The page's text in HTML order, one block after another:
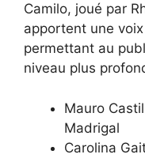
Camilo, joué par
apportent une
permettant au
niveau plus
Mauro
Madrigal
Carolina